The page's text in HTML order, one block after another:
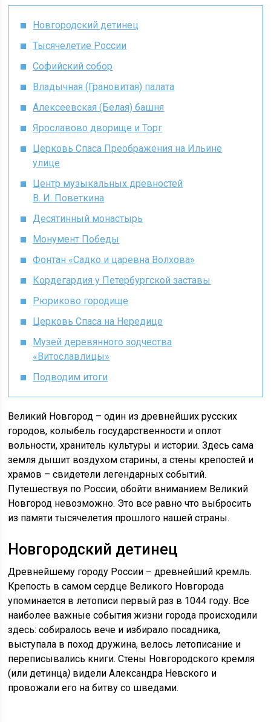
Новгородский детинец
Тысячелетие России
Софийский собор
Владычная (Грановитая) палата
Алексеевская (Белая) башня
Ярославово дворище и Торг
Церковь Спаса Преображения на Ильине
улице
Центр музыкальных древностей
В. И. Поветкина
Десятинный монастырь
Монумент Победы
Фонтан «Садко и царевна Волхова»
Кордегардия у Петербургской заставы
Рюриково городище
Церковь Спаса на Нередице
Музей деревянного зодчества
«Витославлицы»
Подводим итоги
Великий Новгород – один из древнейших русских
городов, колыбель государственности и оплот
вольности, хранитель культуры и истории. Здесь сама
земля дышит воздухом старины, а стены крепостей и
храмов – свидетели легендарных событий.
Путешествуя по России, обойти вниманием Великий
Новгород невозможно. Это все равно что выбросить
из памяти тысячелетия прошлого нашей страны.
Новгородский детинец
Древнейшему городу России – древнейший кремль.
Крепость в самом сердце Великого Новгорода
упоминается в летописи первый раз в 1044 году. Все
наиболее важные события жизни города происходили
здесь: собиралось вече и избирало посадника,
выступала в поход дружина, велось летописание и
переписывались книги. Стены Новгородского кремля
(или детинца) видели Александра Невского и
провожали его на битву со шведами.